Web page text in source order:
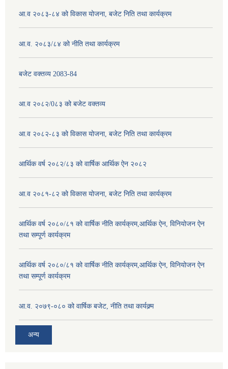
आ.व २०८३-८४ को विकास योजना, बजेट निति तथा कार्यक्रम
आ.व. २०८३/८४ को नीति तथा कार्यक्रम
बजेट वक्तव्य 2083-84
आ.व २०८२/0८३ को बजेट वक्तव्य
आ.व २०८२-८३ को विकास योजना, बजेट निति तथा कार्यक्रम
आर्थिक वर्ष २०८२/८३ को वार्षिक आर्थिक ऐन २०८२
आ.व २०८१-८२ को विकास योजना, बजेट निति तथा कार्यक्रम
आर्थिक वर्ष २०८०/८१ को वार्षिक नीति कार्यक्रम,आर्थिक ऐन, विनियोजन ऐन
तथा सम्पूर्ण कार्यक्रम
आर्थिक वर्ष २०८०/८१ को वार्षिक नीति कार्यक्रम,आर्थिक ऐन, विनियोजन ऐन
तथा सम्पूर्ण कार्यक्रम
आ.व. २०७९-०८० को वार्षिक बजेट, नीति तथा कार्यक्र्म
अन्य